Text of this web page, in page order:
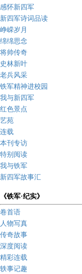
感怀新四军
新四军诗词品读
峥嵘岁月
绵绵思念
将帅传奇
史林新叶
老兵风采
铁军精神进校园
我与新四军
红色景点
艺苑
连载
本刊专访
特别阅读
我与铁军
新四军故事汇
《铁军·纪实》
卷首语
人物写真
传奇故事
深度阅读
精彩连载
轶事记趣